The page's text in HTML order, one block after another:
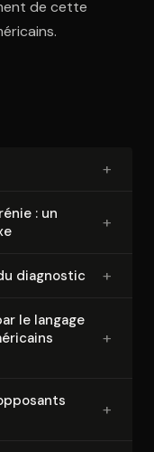
de cette
+
: un
+
diagnostic +
le langage
+
+